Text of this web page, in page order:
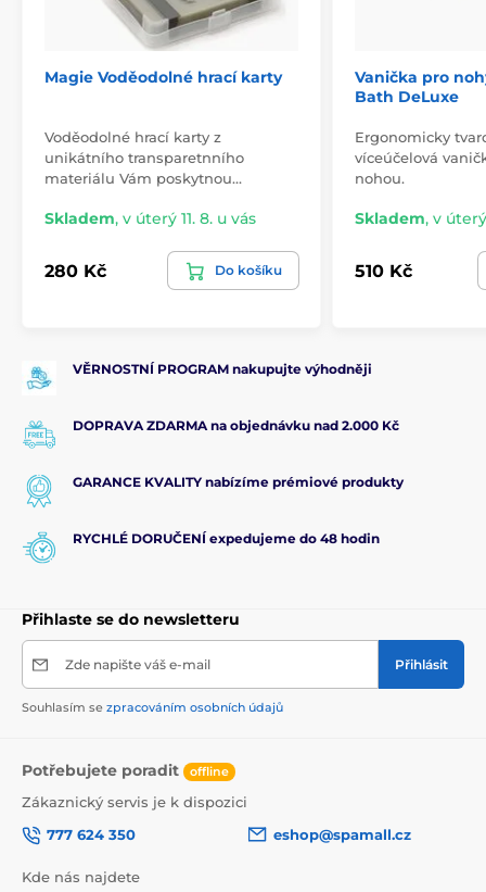
Magie Voděodolné hrací karty
Voděodolné hrací karty z
unikátního transparetnního
materiálu Vám poskytnou…
Skladem, v úterý 11. 8. u vás
280 Kč Do košíku
Vanička pro
Bath DeLuxe
Ergonomicky
víceúčelová
nohou.
Skladem, v úterý
510 Kč
VĚRNOSTNÍ PROGRAM nakupujte výhodněji
DOPRAVA ZDARMA na objednávku nad 2.000 Kč
GARANCE KVALITY nabízíme prémiové produkty
RYCHLÉ DORUČENÍ expedujeme do 48 hodin
Přihlaste se do newsletteru
Zde napište váš e-mail Přihlásit
Souhlasím se zpracováním osobních údajů
Potřebujete poradit offline
Zákaznický servis je k dispozici
777 624 350
eshop@spamall.cz
Kde nás najdete